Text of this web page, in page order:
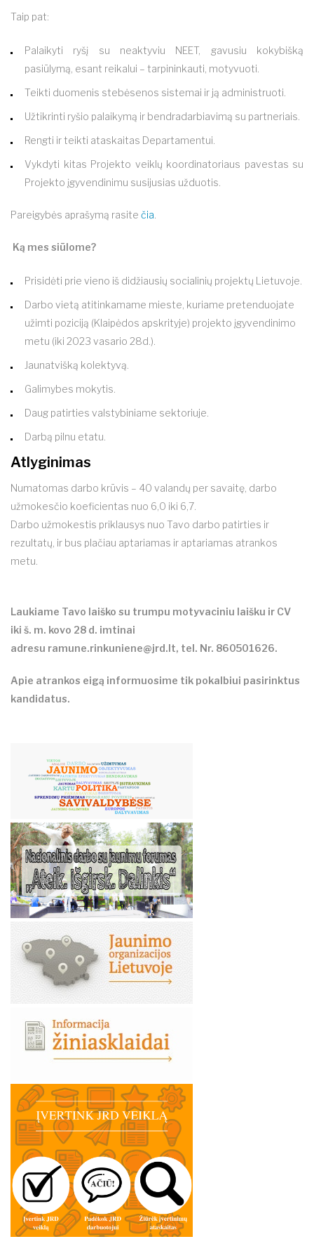
Taip pat:
Palaikyti ryšį su neaktyviu NEET, gavusiu kokybišką
pasiūlymą, esant reikalui – tarpininkauti, motyvuoti.
Teikti duomenis stebėsenos sistemai ir ją administruoti.
Užtikrinti ryšio palaikymą ir bendradarbiavimą su partneriais.
Rengti ir teikti ataskaitas Departamentui.
Vykdyti kitas Projekto veiklų koordinatoriaus pavestas su
Projekto įgyvendinimu susijusias užduotis.
Pareigybės aprašymą rasite čia
Ką mes siūlome?
Prisidėti prie vieno iš didžiausių socialinių projektų Lietuvoje.
Darbo vietą atitinkamame mieste, kuriame pretenduojate
užimti poziciją (Klaipėdos apskrityje) projekto įgyvendinimo
metu (iki 2023 vasario 28d.).
Jaunatvišką kolektyvą.
Galimybes mokytis.
Daug patirties valstybiniame sektoriuje.
Darbą pilnu etatu.
Atlyginimas
Numatomas darbo krūvis – 40 valandų per savaitę, darbo
užmokesčio koeficientas nuo 6,0 iki 6,7.
Darbo užmokestis priklausys nuo Tavo darbo patirties ir
rezultatų, ir bus plačiau aptariamas ir aptariamas atrankos
metu.
Laukiame Tavo laiško su trumpu motyvaciniu laišku ir CV
iki š. m. kovo 28 d. imtinai
adresu ramune.rinkuniene@jrd.lt, tel. Nr. 860501626.
Apie atrankos eigą informuosime tik pokalbiui pasirinktus
kandidatus.